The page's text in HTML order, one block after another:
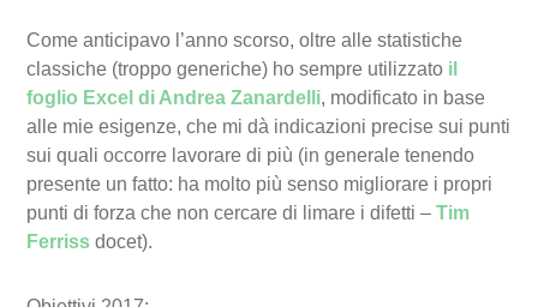
Come anticipavo l’anno scorso, oltre alle statistiche
classiche (troppo generiche) ho sempre utilizzato il
foglio Excel di Andrea Zanardelli, modificato in base
alle mie esigenze, che mi dà indicazioni precise sui punti
sui quali occorre lavorare di più (in generale tenendo
presente un fatto: ha molto più senso migliorare i propri
punti di forza che non cercare di limare i difetti –Tim
Ferriss docet).